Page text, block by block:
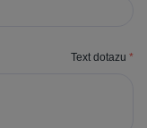
Text dotazu *